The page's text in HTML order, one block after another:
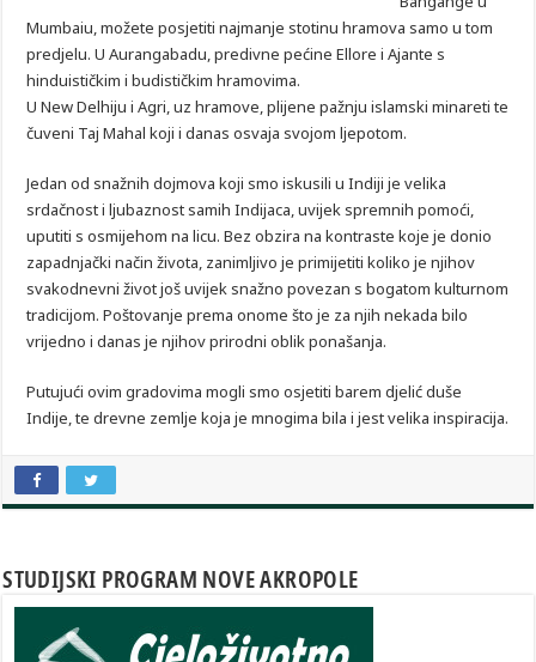
Mumbaiu, možete posjetiti najmanje stotinu hramova samo u tom
predjelu. U Aurangabadu, predivne pećine Ellore i Ajante s
hinduističkim i budističkim hramovima.
U New Delhiju i Agri, uz hramove, plijene pažnju islamski minareti te
čuveni Taj Mahal koji i danas osvaja svojom ljepotom.
Jedan od snažnih dojmova koji smo iskusili u Indiji je velika
srdačnost i ljubaznost samih Indijaca, uvijek spremnih pomoći,
uputiti s osmijehom na licu. Bez obzira na kontraste koje je donio
zapadnjački način života, zanimljivo je primijetiti koliko je njihov
svakodnevni život još uvijek snažno povezan s bogatom kulturnom
tradicijom. Poštovanje prema onome što je za njih nekada bilo
vrijedno i danas je njihov prirodni oblik ponašanja.
Putujući ovim gradovima mogli smo osjetiti barem djelić duše
Indije, te drevne zemlje koja je mnogima bila i jest velika inspiracija.
STUDIJSKI PROGRAM NOVE AKROPOLE